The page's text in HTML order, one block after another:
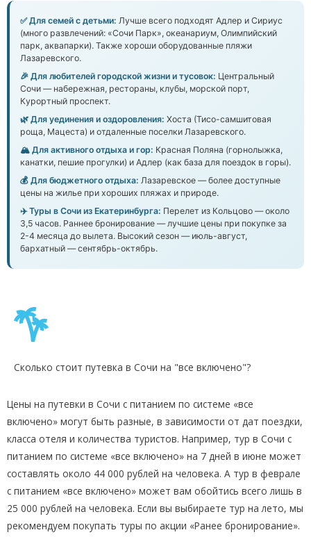
✅ Для семей с детьми: Лучше всего подходят Адлер и Сириус
(много развлечений: «Сочи Парк», океанариум, Олимпийский
парк, аквапарки). Также хороши оборудованные пляжи
Лазаревского.
🎉 Для любителей городской жизни и тусовок: Центральный
Сочи — набережная, рестораны, клубы, морской порт,
Курортный проспект.
🌿 Для уединения и оздоровления: Хоста (Тисо-самшитовая
роща, Мацеста) и отдаленные поселки Лазаревского.
🏔️ Для активного отдыха и гор: Красная Поляна (горнолыжка,
канатки, пешие прогулки) и Адлер (как база для поездок в горы).
💰 Для бюджетного отдыха: Лазаревское — более доступные
цены на жилье при хороших пляжах и природе.
✈️ Туры в Сочи из Екатеринбурга: Перелет из Кольцово — около
3,5 часов. Раннее бронирование — лучшие цены при покупке за
2-4 месяца до вылета. Высокий сезон — июль-август,
бархатный — сентябрь-октябрь.
Сколько стоит путевка в Сочи на "все включено"?
Цены на путевки в Сочи с питанием по системе «все
включено» могут быть разные, в зависимости от дат поездки,
класса отеля и количества туристов. Например, тур в Сочи с
питанием по системе «все включено» на 7 дней в июне может
составлять около 44 000 рублей на человека. А тур в феврале
с питанием «все включено» может вам обойтись всего лишь в
25 000 рублей на человека. Если вы выбираете тур на лето, мы
рекомендуем покупать туры по акции «Ранее бронирование».